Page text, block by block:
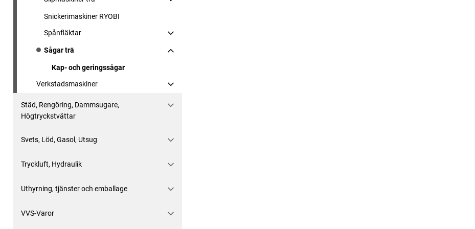
Snickerimaskiner RYOBI
Spånfläktar
Sågar trä
Kap- och geringssågar
Verkstadsmaskiner
Städ, Rengöring, Dammsugare,
Högtryckstvättar
Svets, Löd, Gasol, Utsug
Tryckluft, Hydraulik
Uthyrning, tjänster och emballage
VVS-Varor